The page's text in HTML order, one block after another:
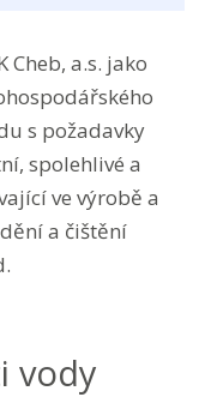
Cheb, a.s. jako
s požadavky
spolehlivé a
ve výrobě a
a čištění
vody